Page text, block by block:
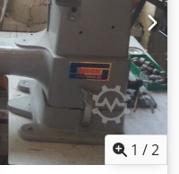
1 /2